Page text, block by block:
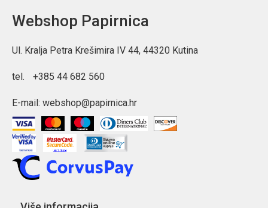
Webshop Papirnica
Ul. Kralja Petra Krešimira IV 44, 44320 Kutina
tel. +385 44 682 560
E-mail: webshop@papirnica.hr